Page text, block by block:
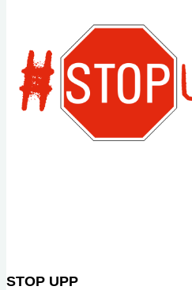
STOP UPP